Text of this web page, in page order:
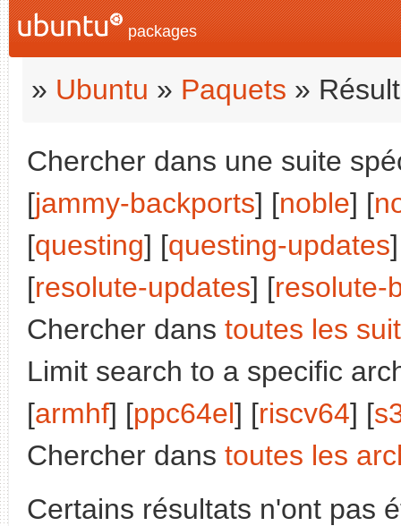
packages
» Ubuntu » Paquets »
Chercher dans une suite
[jammy-backports] [noble] [
[questing] [questing-updates
[resolute-updates] [resolute-
Chercher dans toutes les
Limit search to a specific
[armhf] [ppc64el] [riscv64] [
Chercher dans toutes les
Certains résultats n'ont pas